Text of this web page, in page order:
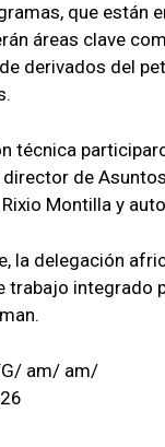
que están
áreas clave
derivados del
técnica
director de
Rixio Montilla y
la delegación
trabajo integrado
am/ am/